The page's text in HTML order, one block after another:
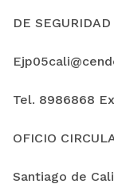
DE
Tel. 8986868
OFICIO
Santiago de